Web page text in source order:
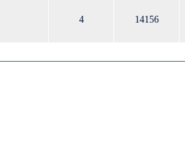
4 14156